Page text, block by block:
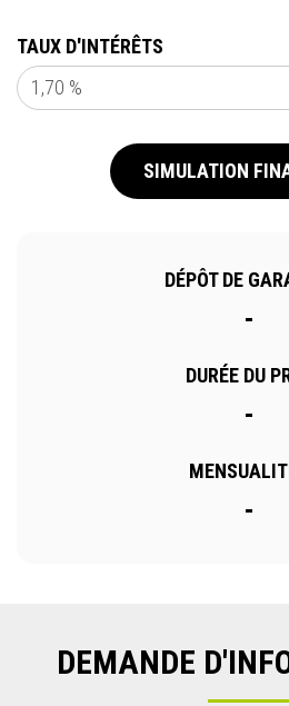
TAUX D'INTÉRÊTS
1,70 %
SIMULATION
DÉPÔT DE
-
DURÉE DU
-
-
DEMANDE